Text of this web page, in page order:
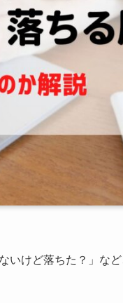
いけど落ちた？」な